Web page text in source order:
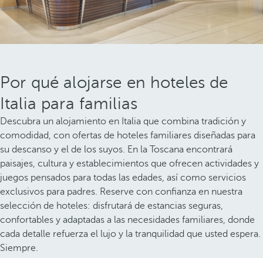
Por qué alojarse en hoteles de
Italia para familias
Descubra un alojamiento en Italia que combina tradición y
comodidad, con ofertas de hoteles familiares diseñadas para
su descanso y el de los suyos. En la Toscana encontrará
paisajes, cultura y establecimientos que ofrecen actividades y
juegos pensados para todas las edades, así como servicios
exclusivos para padres. Reserve con confianza en nuestra
selección de hoteles: disfrutará de estancias seguras,
confortables y adaptadas a las necesidades familiares, donde
cada detalle refuerza el lujo y la tranquilidad que usted espera.
Siempre.